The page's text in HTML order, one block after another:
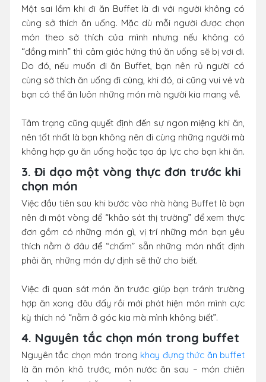
Một sai lầm khi đi ăn Buffet là đi với người không có
cùng sở thích ăn uống. Mặc dù mỗi người được chọn
món theo sở thích của mình nhưng nếu không có
“đồng minh” thì cảm giác hứng thú ăn uống sẽ bị vơi đi.
Do đó, nếu muốn đi ăn Buffet, bạn nên rủ người có
cùng sở thích ăn uống đi cùng, khi đó, ai cũng vui vẻ và
bạn có thể ăn luôn những món mà người kia mang về.
Tâm trạng cũng quyết định đến sự ngon miệng khi ăn,
nên tốt nhất là bạn không nên đi cùng những người mà
không hợp gu ăn uống hoặc tạo áp lực cho bạn khi ăn.
3. Đi dạo một vòng thực đơn trước khi
chọn món
Việc đầu tiên sau khi bước vào nhà hàng Buffet là bạn
nên đi một vòng để “khảo sát thị trường” để xem thực
đơn gồm có những món gì, vị trí những món bạn yêu
thích nằm ở đâu để “chấm” sẵn những món nhất định
phải ăn, những món dự định sẽ thử cho biết.
Việc đi quan sát món ăn trước giúp bạn tránh trường
hợp ăn xong đâu đấy rồi mới phát hiện món mình cực
kỳ thích nó “nằm ở góc kia mà mình không biết”.
4. Nguyên tắc chọn món trong buffet
Nguyên tắc chọn món trong khay đựng thức ăn buffet
là ăn món khô trước, món nước ăn sau – món chiên